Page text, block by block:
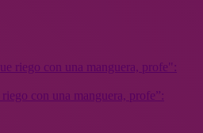
con una manguera, profe”: